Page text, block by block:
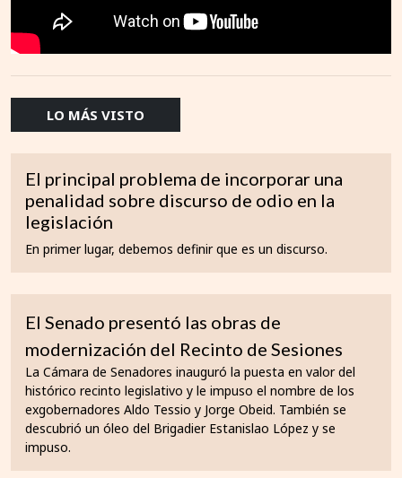
LO MÁS VISTO
El principal problema de incorporar una
penalidad sobre discurso de odio en la
legislación
En primer lugar, debemos definir que es un discurso.
El Senado presentó las obras de
modernización del Recinto de Sesiones
La Cámara de Senadores inauguró la puesta en valor del
histórico recinto legislativo y le impuso el nombre de los
exgobernadores Aldo Tessio y Jorge Obeid. También se
descubrió un óleo del Brigadier Estanislao López y se
impuso.